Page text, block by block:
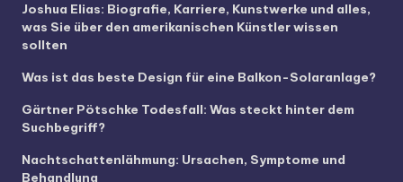
Joshua Elias: Biografie, Karriere, Kunstwerke und alles,
was Sie über den amerikanischen Künstler wissen
sollten
Was ist das beste Design für eine Balkon-Solaranlage?
Gärtner Pötschke Todesfall: Was steckt hinter dem
Suchbegriff?
Nachtschattenlähmung: Ursachen, Symptome und
Behandlung